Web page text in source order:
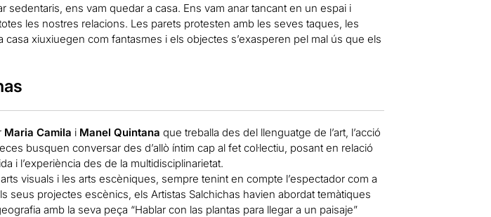
sedentaris, ens vam quedar a casa. Ens vam anar tancant en un espai i
les nostres relacions. Les parets protesten amb les seves taques, les
casa xiuxiuegen com fantasmes i els objectes s’exasperen pel mal ús que els
Maria Camila i Manel Quintana que treballa des del llenguatge de l’art, l’acció
busquen conversar des d’allò íntim cap al fet col·lectiu, posant en relació
i l’experiència des de la multidisciplinarietat.
visuals i les arts escèniques, sempre tenint en compte l’espectador com a
seus projectes escènics, els Artistas Salchichas havien abordat temàtiques
amb la seva peça “Hablar con las plantas para llegar a un paisaje”